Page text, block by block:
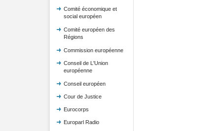
Comité économique et
social européen
Comité européen des
Régions
Commission européenne
Conseil de L'Union
européenne
Conseil européen
Cour de Justice
Eurocorps
Europarl Radio